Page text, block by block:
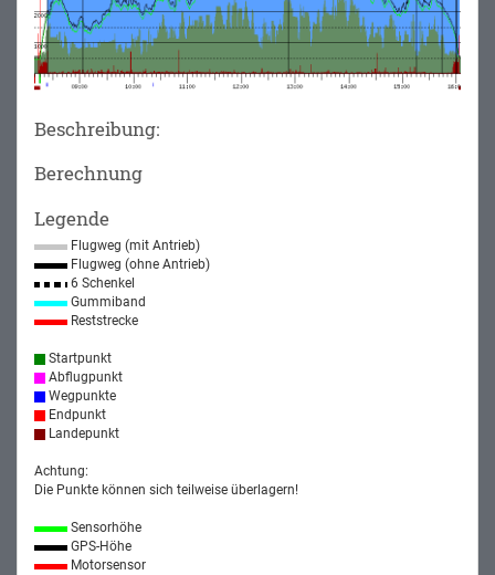
Beschreibung:
Berechnung
Legende
Flugweg (mit Antrieb)
Flugweg (ohne Antrieb)
6 Schenkel
Gummiband
Reststrecke
Startpunkt
Abflugpunkt
Wegpunkte
Endpunkt
Landepunkt
Achtung:
Die Punkte können sich teilweise überlagern!
Sensorhöhe
GPS-Höhe
Motorsensor